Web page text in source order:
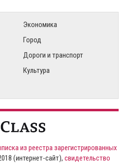
Экономика
Город
Дороги и транспорт
Культура
из реестра зарегистрированных
(интернет-сайт), свидетельство